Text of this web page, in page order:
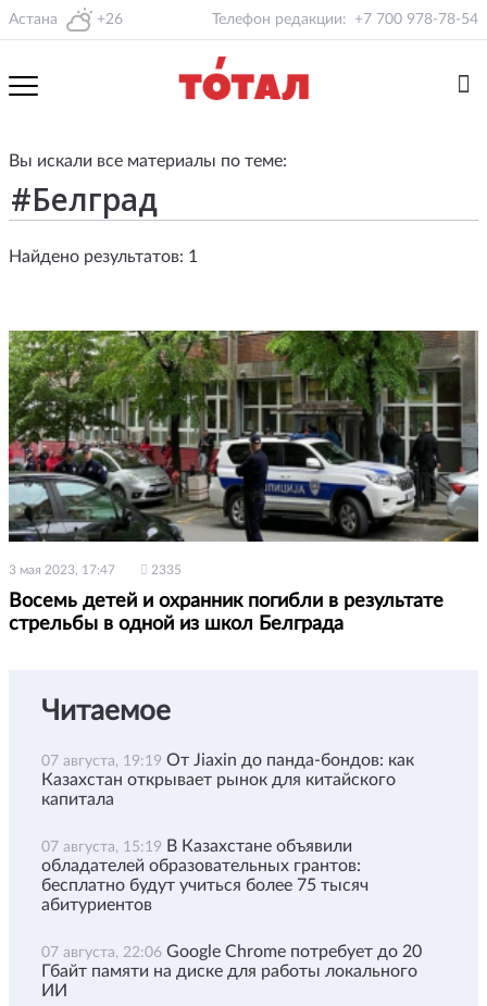
Астана +26 Телефон редакции: +7 700 978-78-54
Вы искали все материалы по теме:
Найдено результатов: 1
3 мая 2023, 17:47 2335
Восемь детей и охранник погибли в результате
стрельбы в одной из школ Белграда
Читаемое
07 августа, 19:19 От Jiaxin до панда-бондов: как
Казахстан открывает рынок для китайского
капитала
07 августа, 15:19 В Казахстане объявили
обладателей образовательных грантов:
бесплатно будут учиться более 75 тысяч
абитуриентов
07 августа, 22:06 Google Chrome потребует до 20
Гбайт памяти на диске для работы локального
ИИ